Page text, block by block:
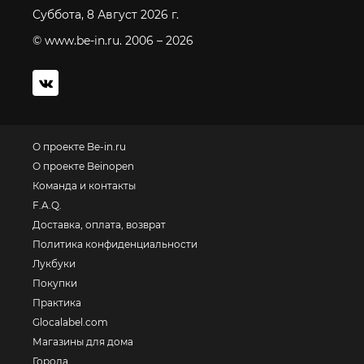
Суббота, 8 Август 2026 г.
© www.be-in.ru. 2006 – 2026
О проекте Be-in.ru
О проекте Beinopen
Команда и контакты
F.A.Q.
Доставка, оплата, возврат
Политика конфиденциальности
Лукбуки
Покупки
Практика
Glocalabel.com
Магазины для дома
Города